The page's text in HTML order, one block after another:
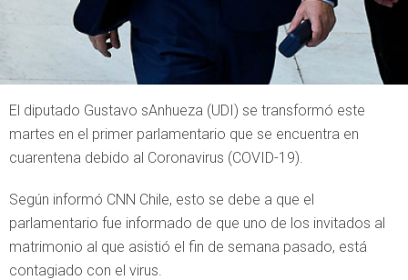
El diputado Gustavo sAnhueza (UDI) se transformó este
martes en el primer parlamentario que se encuentra en
cuarentena debido al Coronavirus (COVID-19).
Según informó CNN Chile, esto se debe a que el
parlamentario fue informado de que uno de los invitados al
matrimonio al que asistió el fin de semana pasado, está
contagiado con el virus.